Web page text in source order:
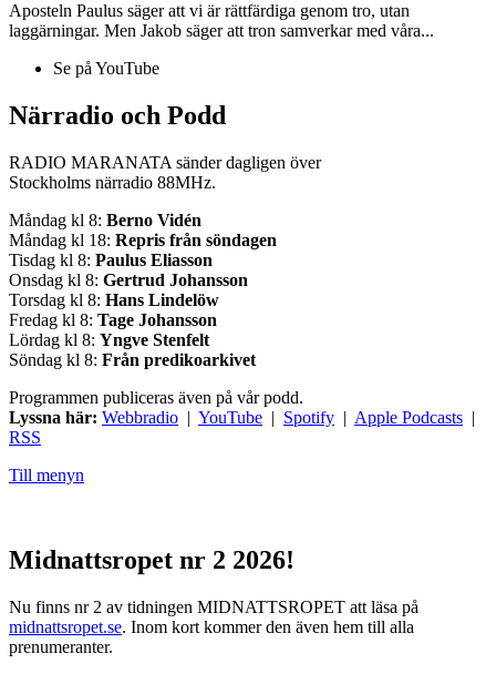
Aposteln Paulus säger att vi är rättfärdiga genom tro, utan
laggärningar. Men Jakob säger att tron samverkar med våra...
Se på YouTube
Närradio och Podd
RADIO MARANATA sänder dagligen över
Stockholms närradio 88MHz.
Måndag kl 8: Berno Vidén
Måndag kl 18: Repris från söndagen
Tisdag kl 8: Paulus Eliasson
Onsdag kl 8: Gertrud Johansson
Torsdag kl 8: Hans Lindelöw
Fredag kl 8: Tage Johansson
Lördag kl 8: Yngve Stenfelt
Söndag kl 8: Från predikoarkivet
Programmen publiceras även på vår podd.
Lyssna här: Webbradio | YouTube | Spotify | Apple Podcasts |
RSS
Till menyn
Midnattsropet nr 2 2026!
Nu finns nr 2 av tidningen MIDNATTSROPET att läsa på
midnattsropet.se. Inom kort kommer den även hem till alla
prenumeranter.